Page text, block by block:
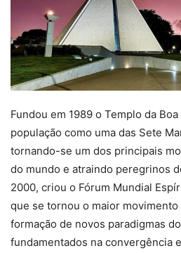
Fundou em 1989 o Templo da
população como uma das Sete
tornando-se um dos principais
do mundo e atraindo peregrinos
2000, criou o Fórum Mundial
que se tornou o maior
formação de novos paradigmas
fundamentados na convergência